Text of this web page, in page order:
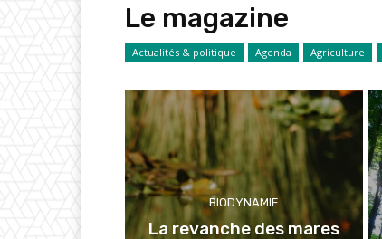
Le magazine
Actualités & politique Agenda Agriculture
BIODYNAMIE
La revanche des mares